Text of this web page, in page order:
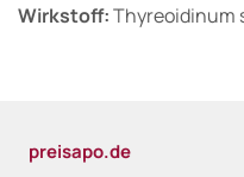
Wirkstoff:Thyreoidinum
preisapo.de